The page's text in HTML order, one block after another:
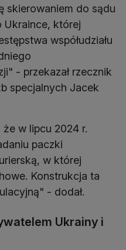
skierowaniem do sądu
Ukraince, której
współudziału
- przekazał rzecznik
specjalnych Jacek
w lipcu 2024 r.
paczki
w której
Konstrukcja ta
- dodał.
Ukrainy i